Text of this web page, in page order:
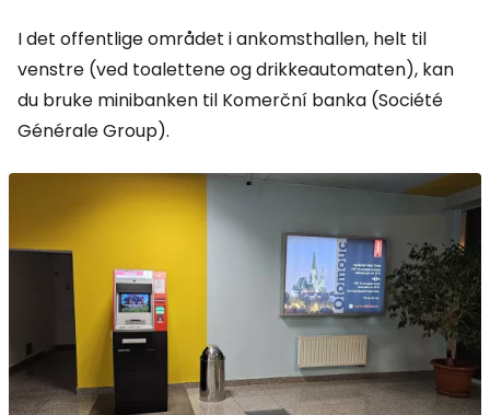
I det offentlige området i ankomsthallen, helt til
venstre (ved toalettene og drikkeautomaten), kan
du bruke minibanken til Komerční banka (Société
Générale Group).